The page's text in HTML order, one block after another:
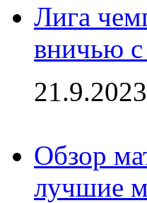
Лига
вничью
Обзор
лучшие